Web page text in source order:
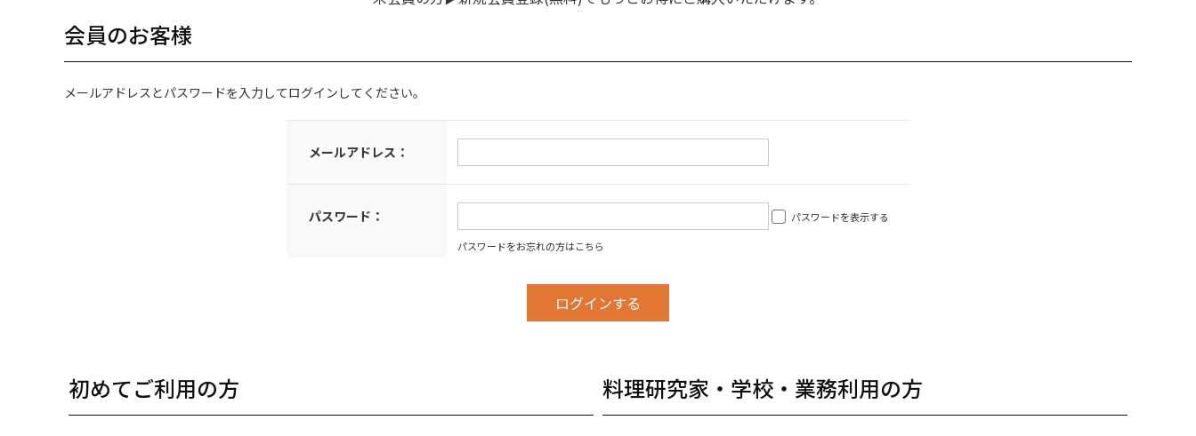
会員のお客様
メールアドレスとパスワードを入力してログインしてください。
メールアドレス：
パスワード： パスワードを表示する
パスワードをお忘れの方はこちら
初めてご利用の方 料理研究家・学校・業務利用の方